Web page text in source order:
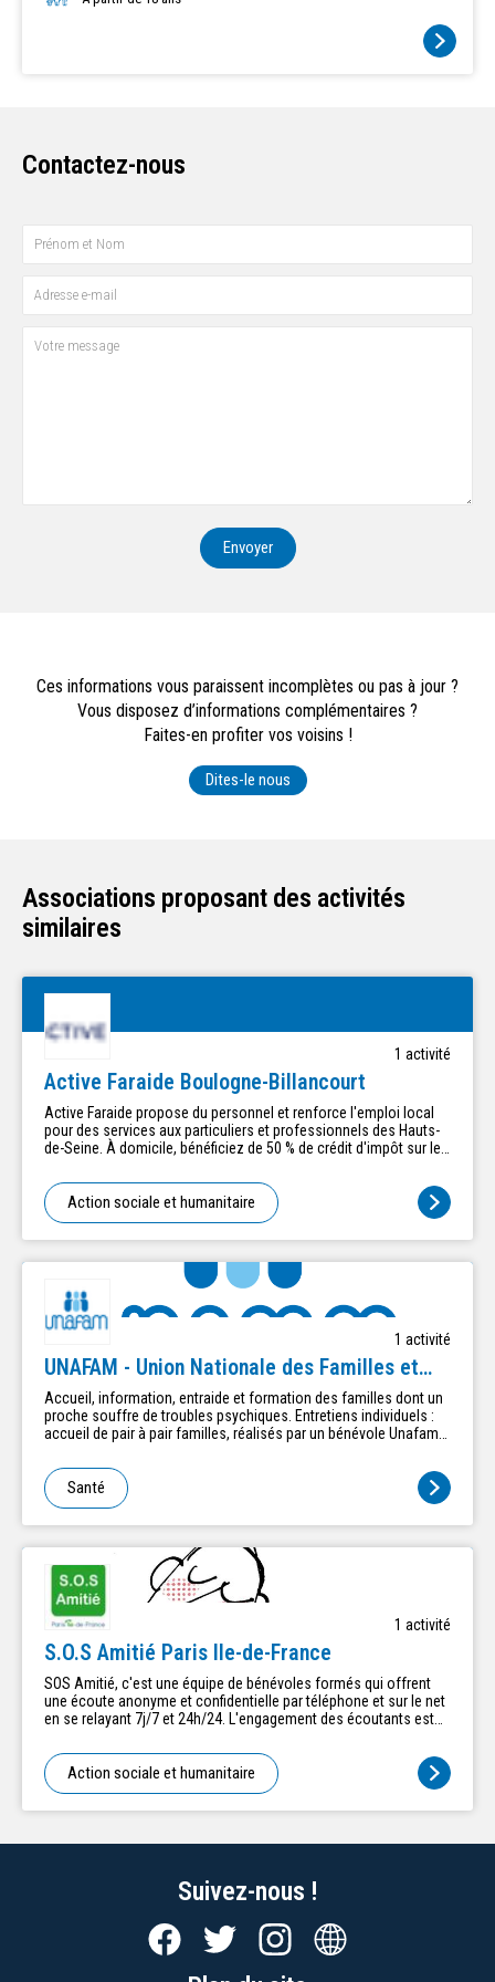
Contactez-nous
Envoyer
Ces informations vous paraissent incomplètes ou pas à jour ?
Vous disposez d’informations complémentaires ?
Faites-en profiter vos voisins !
Dites-le nous
Associations proposant des activités
similaires
1 activité
Active Faraide Boulogne-Billancourt
Active Faraide propose du personnel et renforce l'emploi local
pour des services aux particuliers et professionnels des Hauts-
de-Seine. À domicile, bénéficiez de 50 % de crédit d'impôt sur le
également disponible pour l'aide aux déménagements, aux
débarras de cave ou grenier, etc...selon votre besoin. En
entreprises, collectivités, syndics de copropriété, nous
proposons des agents de nettoyage, d'accueil, des
manutention, et bien d'autres services. Active Faraide est
l’employeur et s’occupe de toutes les démarches
administratives. Des solutions flexibles, efficaces et locales !
Nous contacter : - 18, rue des Écoles 92210 Saint-Cloud au 01 46
02 46 30 - 3 Rue de l'Avenir 92260 Fontenay-aux-Roses au 01 47
02 24 49
Action sociale et humanitaire
1 activité
UNAFAM - Union Nationale des Familles et
Amis de Malades psychiques
Accueil, information, entraide et formation des familles dont un
proche souffre de troubles psychiques. Entretiens individuels :
accueil de pair à pair familles, réalisés par un bénévole Unafam
Santé
1 activité
S.O.S Amitié Paris Ile-de-France
SOS Amitié, c'est une équipe de bénévoles formés qui offrent
une écoute anonyme et confidentielle par téléphone et sur le net
en se relayant 7j/7 et 24h/24. L'engagement des écoutants est
système de planning très flexible.
Action sociale et humanitaire
Suivez-nous !